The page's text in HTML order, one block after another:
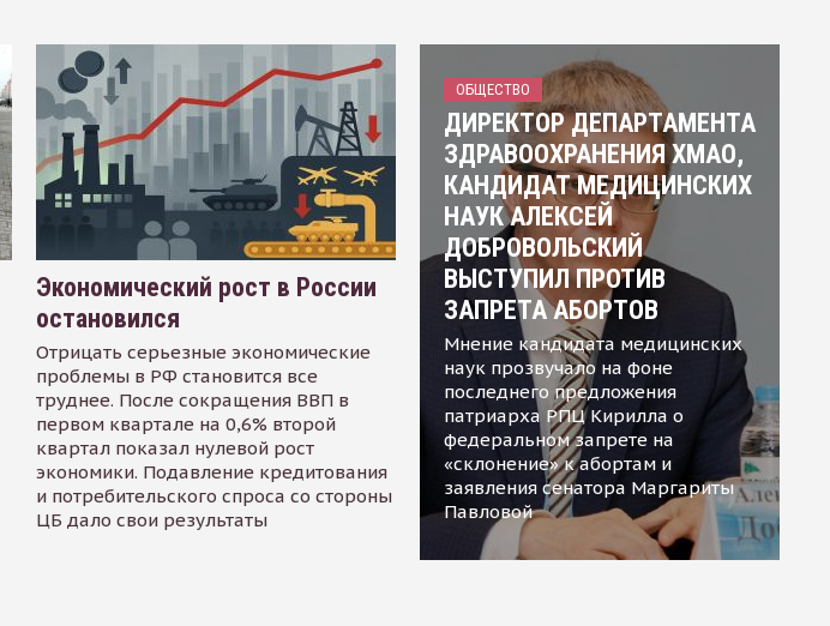
Экономический рост в России
остановился
Отрицать серьезные экономические
проблемы в РФ становится все
труднее. После сокращения ВВП в
первом квартале на 0,6% второй
квартал показал нулевой рост
экономики. Подавление кредитования
и потребительского спроса со стороны
ЦБ дало свои результаты
ОБЩЕСТВО
ДИРЕКТОР ДЕПАРТАМЕНТА
ЗДРАВООХРАНЕНИЯ ХМАО,
КАНДИДАТ МЕДИЦИНСКИХ
НАУК АЛЕКСЕЙ
ДОБРОВОЛЬСКИЙ
ВЫСТУПИЛ ПРОТИВ
ЗАПРЕТА АБОРТОВ
Мнение кандидата медицинских
наук прозвучало на фоне
последнего предложения
патриарха РПЦ Кирилла о
федеральном запрете на
«склонение» к абортам и
заявления сенатора Маргариты
Павловой